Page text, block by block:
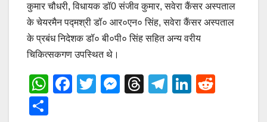
कुमार चौधरी, विधायक डॉ0 संजीव कुमार, सवेरा कैंसर अस्पताल
के चेयरमैन पद्मश्री डॉ० आर०एन० सिंह, सवेरा कैंसर अस्पताल
के प्रबंध निदेशक डॉ० बी०पी० सिंह सहित अन्य वरीय
चिकित्सकगण उपस्थित थे।
W
F
T
M
T
T
Li